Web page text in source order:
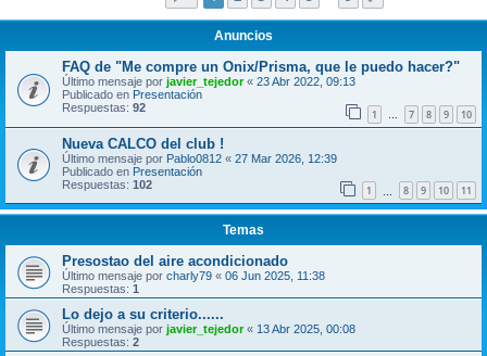
Anuncios
FAQ de "Me compre un Onix/Prisma, que le puedo hacer?"
Último mensaje por javier_tejedor« 23 Abr 2022, 09:13
Publicado en Presentación
Respuestas: 92 1 … 7 8 9 10
Nueva CALCO del club !
Último mensaje por Pablo0812 « 27 Mar 2026, 12:39
Publicado en Presentación
Respuestas: 102 1 8 9 10 11
Temas
Presostao del aire acondicionado
Último mensaje por charly79 « 06 Jun 2025, 11:38
Respuestas: 1
Lo dejo a su criterio......
Último mensaje por javier_tejedor« 13 Abr 2025, 00:08
Respuestas: 2